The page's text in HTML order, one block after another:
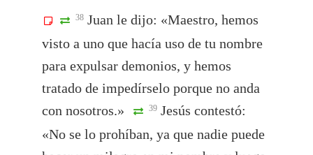
38 Juan le dijo: «Maestro, hemos
visto a uno que hacía uso de tu nombre
para expulsar demonios, y hemos
tratado de impedírselo porque no anda
con nosotros.»
39 Jesús contestó:
«No se lo prohíban, ya que nadie puede